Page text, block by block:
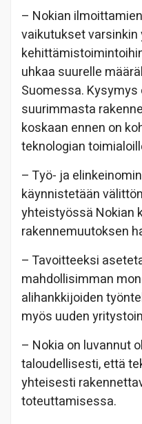
– Nokian
vaikutukset
uhkaa suurelle
Suomessa.
suurimmasta
koskaan ennen on
teknologian
– Työ- ja
käynnistetään
yhteistyössä Nokian
rakennemuutoksen
– Tavoitteeksi
mahdollisimman
alihankkijoiden
myös uuden
– Nokia on luvannut
taloudellisesti, että
yhteisesti
toteuttamisessa.